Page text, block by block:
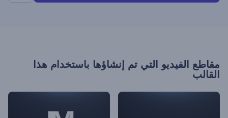
مقاطع الفيديو التي تم إنشاؤها باستخدام هذا
القالب